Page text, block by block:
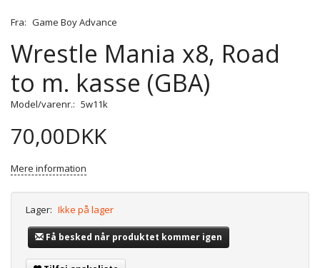
Fra: Game Boy Advance
Wrestle Mania x8, Road
to m. kasse (GBA)
Model/varenr.: 5w11k
70,00DKK
Mere information
Lager: Ikke på lager
Få besked når produktet kommer igen